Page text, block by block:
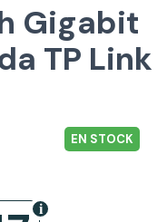
Gigabit
TP Link
EN STOCK